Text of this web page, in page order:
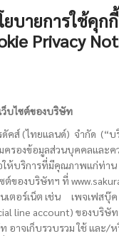
ยบายการใช้คุกกี้
Privacy
ว็บไซต์ของบริษัท
ส์ (ไทยแลนด์) จำกัด (“บ
รองข้อมูลส่วนบุคคลและค
ให้บริการที่มีคุณภาพแก่ท่า
ซต์ของบริษัทฯ ที่
ตอร์เน็ต เช่น เพจเฟสบุ๊ค
line account) ของบริษัท
อาจเก็บรวบรวม ใช้ และ/